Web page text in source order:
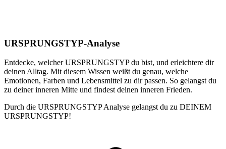
URSPRUNGSTYP-Analyse
Entdecke, welcher URSPRUNGSTYP du bist, und erleichtere dir
deinen Alltag. Mit diesem Wissen weißt du genau, welche
Emotionen, Farben und Lebensmittel zu dir passen. So gelangst du
zu deiner inneren Mitte und findest deinen inneren Frieden.
Durch die URSPRUNGSTYP Analyse gelangst du zu DEINEM
URSPRUNGSTYP!